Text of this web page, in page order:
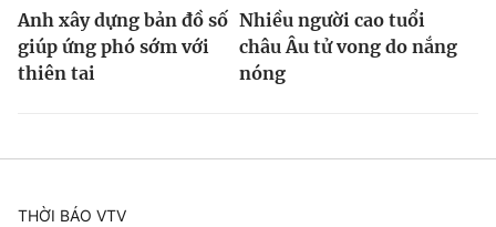
Anh xây dựng bản đồ số
giúp ứng phó sớm với
thiên tai
Nhiều người cao tuổi
châu Âu tử vong do nắng
nóng
THỜI BÁO VTV